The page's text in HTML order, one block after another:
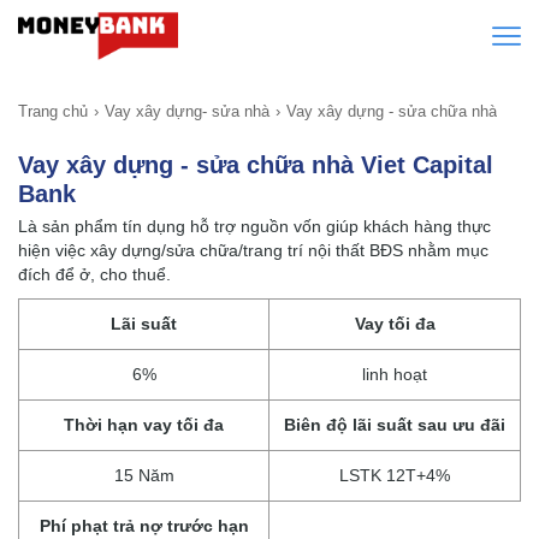
Trang chủ Vay xây dựng- sửa nhà Vay xây dựng - sửa chữa nhà
Vay xây dựng - sửa chữa nhà Viet Capital
Bank
Là sản phẩm tín dụng hỗ trợ nguồn vốn giúp khách hàng thực
hiện việc xây dựng/sửa chữa/trang trí nội thất BĐS nhằm mục
đích để ở, cho thuể.
Lãi suất
6%
Vay tối đa
linh hoạt
Thời hạn vay tối đa
15 Năm
Biên độ lãi suất sau ưu đãi
LSTK 12T+4%
Phí phạt trả nợ trước hạn